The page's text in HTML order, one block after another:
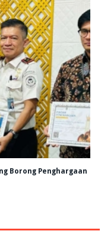
Borong Penghargaan